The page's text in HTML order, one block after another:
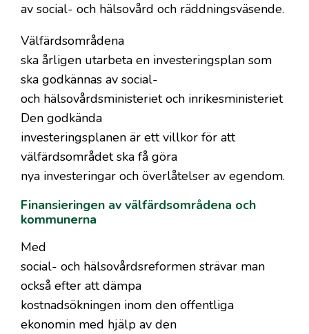
av social- och hälsovård och räddningsväsende.
Välfärdsområdena
ska årligen utarbeta en investeringsplan som
ska godkännas av social-
och hälsovårdsministeriet och inrikesministeriet
Den godkända
investeringsplanen är ett villkor för att
välfärdsområdet ska få göra
nya investeringar och överlåtelser av egendom.
Finansieringen av välfärdsområdena och
kommunerna
Med
social- och hälsovårdsreformen strävar man
också efter att dämpa
kostnadsökningen inom den offentliga
ekonomin med hjälp av den